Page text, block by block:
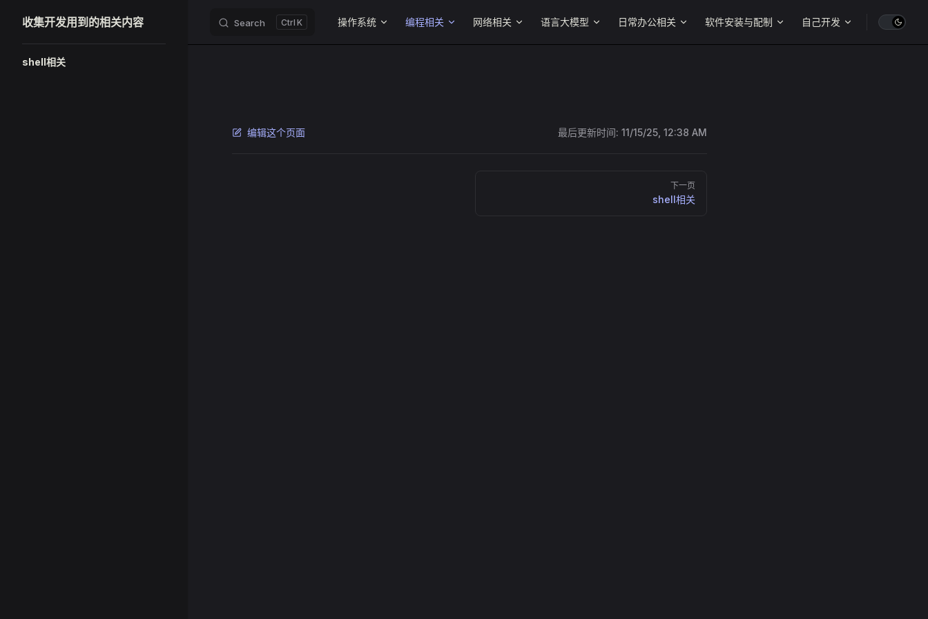
Skip to content
收集开发用到的相关内容 Search K 操作系统 编程相关 网络相关 语言大模型 日常办公相关 软件安装与配制 自己开发
shell相关
编辑这个页面 最后更新时间: 11/15/25, 12:38 AM
下一页
shell相关